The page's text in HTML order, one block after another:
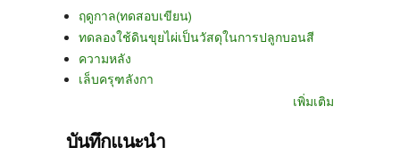
ฤดูกาล(ทดสอบเขียน)
ทดลองใช้ดินขุยไผ่เป็นวัสดุในการปลูกบอนสี
ความหลัง
เล็บครุฑลังกา
เพิ่มเติม
บันทึกแนะนำ